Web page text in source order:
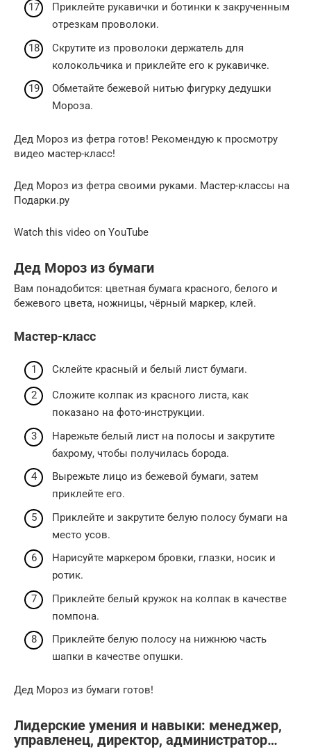
Приклейте рукавички и ботинки к закрученным
отрезкам проволоки.
Скрутите из проволоки держатель для
колокольчика и приклейте его к рукавичке.
Обметайте бежевой нитью фигурку дедушки
Мороза.
Дед Мороз из фетра готов! Рекомендую к просмотру
видео мастер-класс!
Дед Мороз из фетра своими руками. Мастер-классы на
Подарки.ру
Watch this video on YouTube
Дед Мороз из бумаги
Вам понадобится: цветная бумага красного, белого и
бежевого цвета, ножницы, чёрный маркер, клей.
Мастер-класс
Склейте красный и белый лист бумаги.
Сложите колпак из красного листа, как
показано на фото-инструкции.
Нарежьте белый лист на полосы и закрутите
бахрому, чтобы получилась борода.
Вырежьте лицо из бежевой бумаги, затем
приклейте его.
Приклейте и закрутите белую полосу бумаги на
место усов.
Нарисуйте маркером бровки, глазки, носик и
ротик.
Приклейте белый кружок на колпак в качестве
помпона.
Приклейте белую полосу на нижнюю часть
шапки в качестве опушки.
Дед Мороз из бумаги готов!
Лидерские умения и навыки: менеджер,
управленец, директор, администратор…